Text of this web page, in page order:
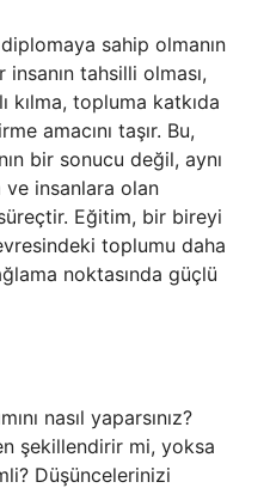
sahip olmanın
tahsilli olması,
kılma, topluma katkıda
amacını taşır. Bu,
bir sonucu değil, aynı
ve insanlara olan
Eğitim, bir bireyi
toplumu daha
noktasında güçlü
nasıl yaparsınız?
şekillendirir mi, yoksa
Düşüncelerinizi